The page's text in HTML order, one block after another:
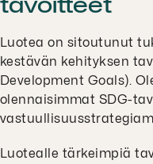
Luotea on sitoutunut
kestävän kehityksen
Development Goals).
olennaisimmat SDG-
Luotealle tärkeimpiä